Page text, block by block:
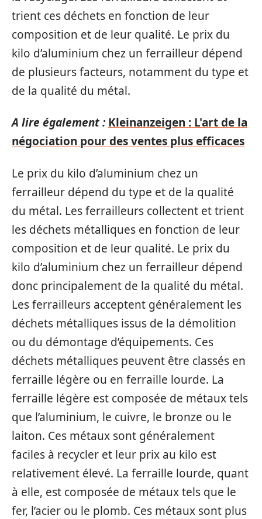
trient ces déchets en fonction de leur
composition et de leur qualité. Le prix du
kilo d’aluminium chez un ferrailleur dépend
de plusieurs facteurs, notamment du type et
de la qualité du métal.
A lire également : Kleinanzeigen : L'art de la
négociation pour des ventes plus efficaces
Le prix du kilo d’aluminium chez un
ferrailleur dépend du type et de la qualité
du métal. Les ferrailleurs collectent et trient
les déchets métalliques en fonction de leur
composition et de leur qualité. Le prix du
kilo d’aluminium chez un ferrailleur dépend
donc principalement de la qualité du métal.
Les ferrailleurs acceptent généralement les
déchets métalliques issus de la démolition
ou du démontage d’équipements. Ces
déchets métalliques peuvent être classés en
ferraille légère ou en ferraille lourde. La
ferraille légère est composée de métaux tels
que l’aluminium, le cuivre, le bronze ou le
laiton. Ces métaux sont généralement
faciles à recycler et leur prix au kilo est
relativement élevé. La ferraille lourde, quant
à elle, est composée de métaux tels que le
fer, l’acier ou le plomb. Ces métaux sont plus